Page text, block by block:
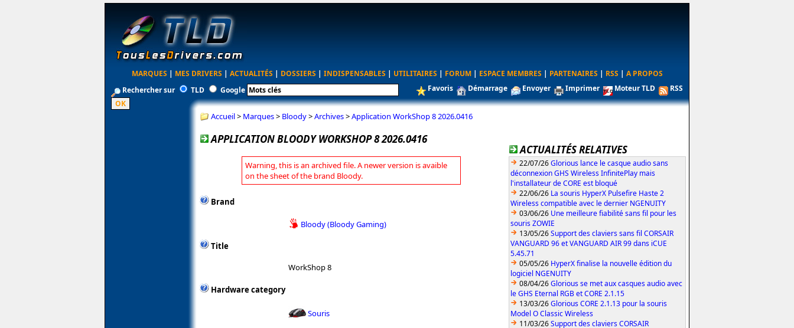
MARQUES | MES DRIVERS | ACTUALITÉS | DOSSIERS | INDISPENSABLES | UTILITAIRES | FORUM | ESPACE MEMBRES | PARTENAIRES | RSS | A PROPOS
Rechercher sur
TLD Google Favoris Démarrage Envoyer Imprimer Moteur TLD RSS
Accueil> Marques> Bloody>Archives>Application WorkShop 8 2026.0416
APPLICATION BLOODY WORKSHOP 8 2026.0416
Warning, this is an archived file. A newer version is avaible
on the sheet of the brand Bloody.
Brand
Bloody (Bloody Gaming)
Title
WorkShop 8
Hardware category
Souris
ACTUALITÉS RELATIVES
22/07/26Glorious lance le casque audio sans
déconnexion GHS Wireless InfinitePlay mais
l'installateur de CORE est bloqué
22/06/26 La souris HyperX Pulsefire Haste 2
Wireless compatible avec le dernier NGENUITY
03/06/26 Une meilleure fiabilité sans fil pour les
souris ZOWIE
13/05/26Support des claviers sans fil CORSAIR
VANGUARD 96 et VANGUARD AIR 99 dans iCUE
5.45.71
05/05/26 HyperX finalise la nouvelle édition du
logiciel NGENUITY
08/04/26Glorious se met aux casques audio avec
le GHS Eternal RGB et CORE 2.1.15
13/03/26Glorious CORE 2.1.13 pour la souris
Model O Classic Wireless
11/03/26Support des claviers CORSAIR